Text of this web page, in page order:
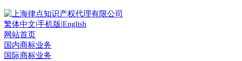
繁体中文|手机版|English
网站首页
国内商标业务
国际商标业务